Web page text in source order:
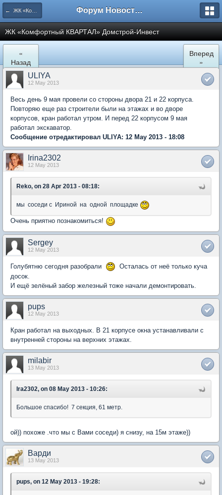
← ЖК «Комфортный КВАРТАЛ» Форум Новостройки
ЖК «Комфортный КВАРТАЛ» Домстрой-Инвест
«
Назад
Вперед
»
ULIYA
12 May 2013
Весь день 9 мая провели со стороны двора 21 и 22 корпуса.
Повторяю еще раз строители были на этажах и во дворе
корпусов, кран работал утром. И перед 22 корпусом 9 мая
работал экскаватор.
Сообщение отредактировал ULIYA: 12 May 2013 - 18:08
Irina2302
12 May 2013
Reko, on 28 Apr 2013 - 08:18:
мы соседи с Ириной на одной площадке
Очень приятно познакомиться!
Sergey
12 May 2013
Голубятню сегодня разобрали
Осталась от неё только куча
досок.
И ещё зелёный забор железный тоже начали демонтировать.
pups
12 May 2013
Кран работал на выходных. В 21 корпусе окна устанавливали с
внутренней стороны на верхних этажах.
milabir
13 May 2013
Ira2302, on 08 May 2013 - 10:26:
Большое спасибо! 7 секция, 61 метр.
ой)) похоже .что мы с Вами соседи) я снизу, на 15м этаже))
Варди
13 May 2013
pups, on 12 May 2013 - 19:28: